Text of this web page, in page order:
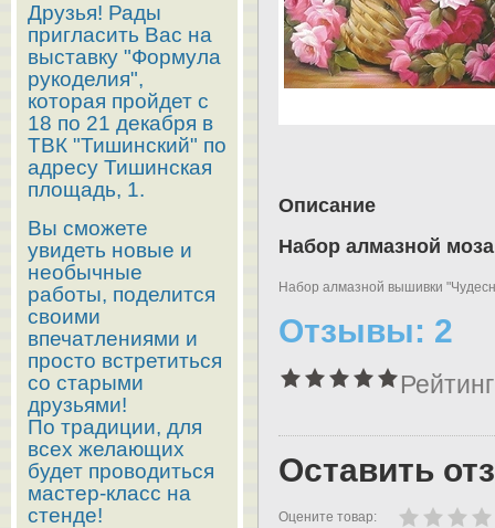
Описание
Набор алмазной
Набор алмазной вышивки
Отзывы: 2
Оставить
Оцените товар:
Друзья! Рады
пригласить Вас на
выставку "Формула
рукоделия",
которая пройдет с
18 по 21 декабря в
ТВК "Тишинский" по
адресу Тишинская
площадь, 1.
Вы сможете
увидеть новые и
необычные
работы, поделится
своими
впечатлениями и
просто встретиться
со старыми
друзьями!
По традиции, для
всех желающих
будет проводиться
мастер-класс на
стенде!